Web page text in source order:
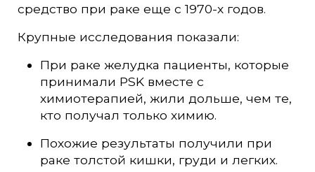
средство при раке еще с 1970-х годов.
Крупные исследования показали:
При раке желудка пациенты, которые
принимали PSK вместе с
химиотерапией, жили дольше, чем те,
кто получал только химию.
Похожие результаты получили при
раке толстой кишки, груди и легких.